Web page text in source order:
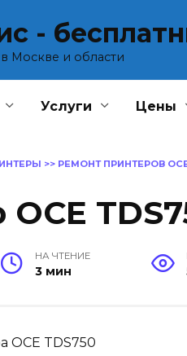
-
Москве и области
Услуги Цены
>> РЕМОНТ ПРИНТЕРОВ
НА ЧТЕНИЕ
3 мин
OCE TDS750